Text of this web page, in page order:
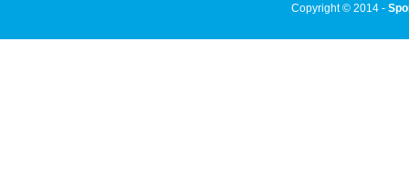
Copyright © 2014 -